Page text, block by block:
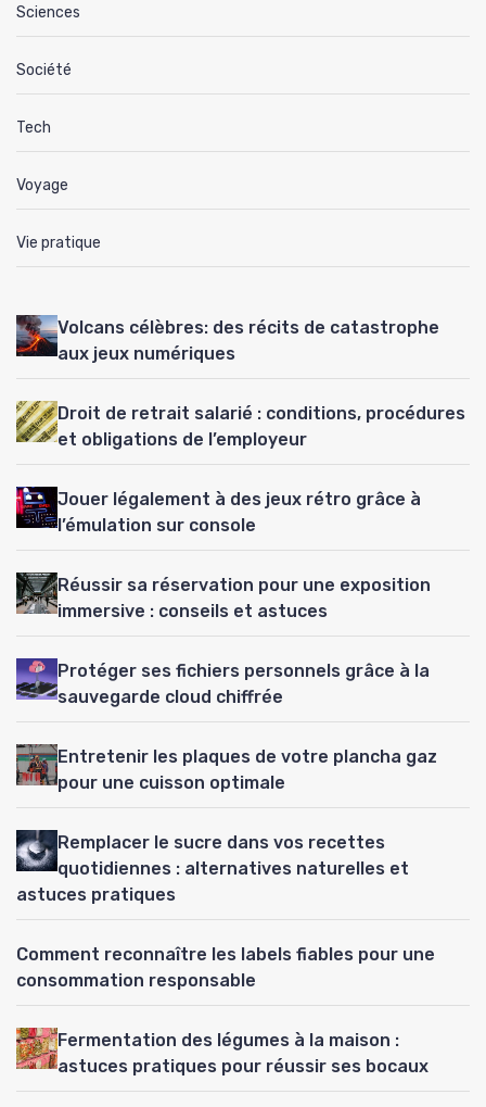
Sciences
Société
Tech
Voyage
Vie pratique
Volcans célèbres: des récits de catastrophe
aux jeux numériques
Droit de retrait salarié : conditions, procédures
et obligations de l’employeur
Jouer légalement à des jeux rétro grâce à
l’émulation sur console
Réussir sa réservation pour une exposition
immersive : conseils et astuces
Protéger ses fichiers personnels grâce à la
sauvegarde cloud chiffrée
Entretenir les plaques de votre plancha gaz
pour une cuisson optimale
Remplacer le sucre dans vos recettes
quotidiennes : alternatives naturelles et
astuces pratiques
Comment reconnaître les labels fiables pour une
consommation responsable
Fermentation des légumes à la maison :
astuces pratiques pour réussir ses bocaux